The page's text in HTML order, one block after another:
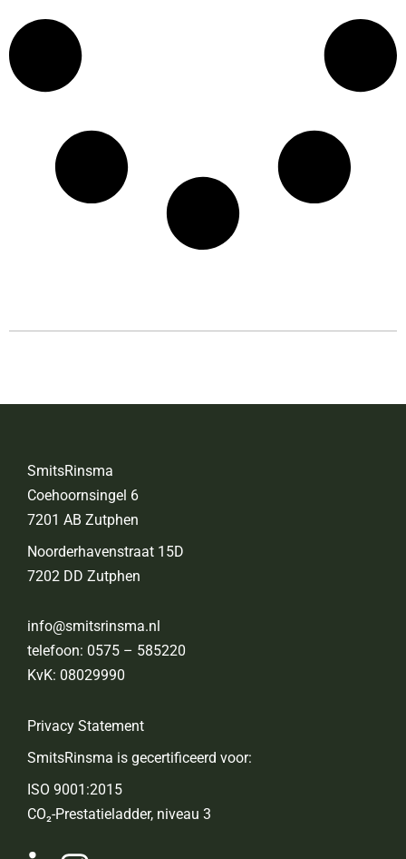
SmitsRinsma
Coehoornsingel 6
7201 AB Zutphen
Noorderhavenstraat 15D
7202 DD Zutphen
info@smitsrinsma.nl
telefoon: 0575 – 585220
KvK: 08029990
Privacy Statement
SmitsRinsma is gecertificeerd voor:
ISO 9001:2015
CO₂-Prestatieladder, niveau 3